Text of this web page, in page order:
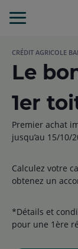
au
Contenu
Aller
au
de
page
CRÉDIT AGRICOLE
Le
1er
Premier achat
jusqu’au 15/10/
Calculez votre
obtenez un
*Détails et
pour une 1ère